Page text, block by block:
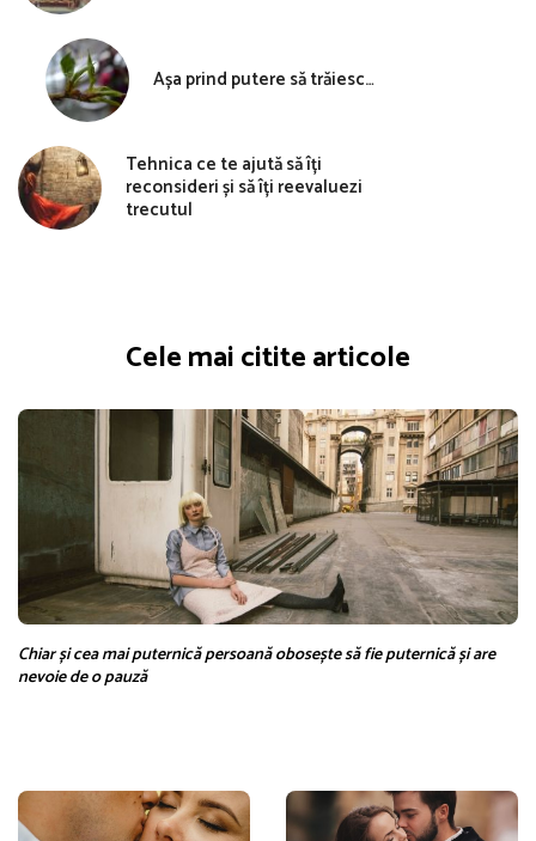
Așa prind putere să trăiesc…
Tehnica ce te ajută să îți
reconsideri și să îți reevaluezi
trecutul
Cele mai citite articole
Chiar și cea mai puternică persoană obosește să fie puternică și are
nevoie de o pauză